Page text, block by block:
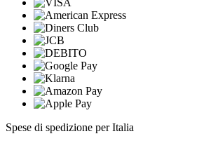
Spese di spedizione per Italia